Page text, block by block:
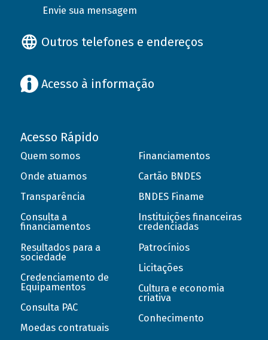
Envie sua mensagem
Outros telefones e endereços
Acesso à informação
Acesso Rápido
Quem somos
Onde atuamos
Transparência
Consulta a
financiamentos
Resultados para a
sociedade
Credenciamento de
Equipamentos
Consulta PAC
Moedas contratuais
Financiamentos
Cartão BNDES
BNDES Finame
Instituições financeiras
credenciadas
Patrocínios
Licitações
Cultura e economia
criativa
Conhecimento